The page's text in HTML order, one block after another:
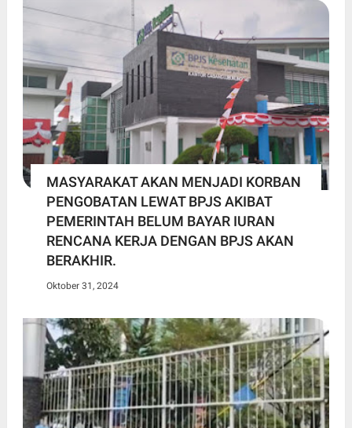
MASYARAKAT AKAN MENJADI KORBAN
PENGOBATAN LEWAT BPJS AKIBAT
PEMERINTAH BELUM BAYAR IURAN
RENCANA KERJA DENGAN BPJS AKAN
BERAKHIR.
Oktober 31, 2024